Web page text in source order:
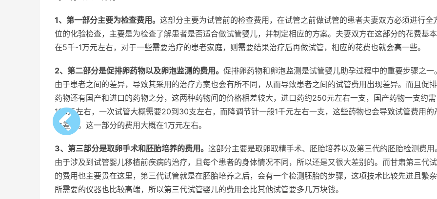
1、第一部分主要为检查费用。 这部分主要为试管前的检查费用，在试管之前做试管的患者夫妻双方必须进行全
位的化验检查，主要是为检查了解患者是否适合做试管婴儿，并制定相应的方案。夫妻双方在这部分的花费基
在5千-1万元左右，对于一些需要治疗的患者家庭，则需要结果治疗后再做试管，相应的花费也就会高一些。
2、第二部分是促排卵药物以及卵泡监测的费用。 促排卵药物和卵泡监测是试管婴儿助孕过程中的重要步骤之一
由于患者之间的差异，导致其采用的治疗方案也会有所不同，从而导致患者之间的试管费用出现差异。而且促
药物还有国产和进口的药物之分，这两种药物间的价格相差较大，进口药约250元左右一支，国产药物一支约需
120元左右，一次试管大概需要20到30支左右，而降调节针一般1千元左右一支，这些药物也会导致试管费用的
生差异。这一部分的费用大概在1万元左右。
3、第三部分是取卵手术和胚胎培养的费用。 这部分主要是取卵取精手术、胚胎培养以及第三代的胚胎检测费用
由于涉及到试管婴儿移植前疾病的治疗，且每个患者的身体情况不同，所以还是又很大差别的。而甘肃第三代
的费用也主要贵在这里，第三代试管就是在胚胎培养之后，会有一个检测胚胎的步骤，这项技术比较先进且繁
所需要的仪器也比较高端，所以第三代试管婴儿的费用会比其他试管要多几万块钱。